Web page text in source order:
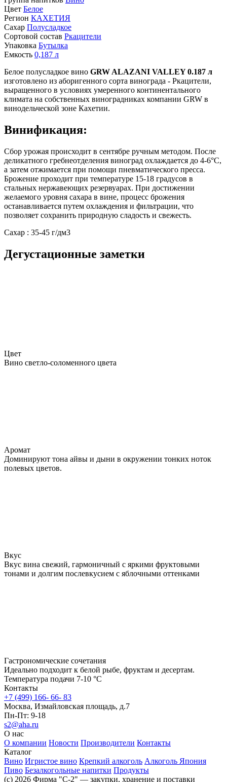
Цвет Белое
Регион КАХЕТИЯ
Сахар Полусладкое
Сортовой состав Ркацители
Упаковка Бутылка
Емкость 0,187 л
Белое полусладкое вино GRW ALAZANI VALLEY 0.187 л
изготовлено из аборигенного сорта винограда - Ркацители,
выращенного в условиях умеренного континентального
климата на собственных виноградниках компании GRW в
винодельческой зоне Кахетии.
Винификация:
Сбор урожая происходит в сентябре ручным методом. После
деликатного гребнеотделения виноград охлаждается до 4-6°C,
а затем отжимается при помощи пневматического пресса.
Брожение проходит при температуре 15-18 градусов в
стальных нержавеющих резервуарах. При достижении
желаемого уровня сахара в вине, процесс брожения
останавливается путем охлаждения и фильтрации, что
позволяет сохранить природную сладость и свежесть.
Сахар : 35-45 г/дм3
Дегустационные заметки
Цвет
Вино светло-соломенного цвета
Аромат
Доминируют тона айвы и дыни в окружении тонких ноток
полевых цветов.
Вкус
Вкус вина свежий, гармоничный с яркими фруктовыми
тонами и долгим послевкусием с яблочными оттенками
Гастрономические сочетания
Идеально подходит к белой рыбе, фруктам и десертам.
Температура подачи 7-10 °С
Контакты
+7 (499) 166- 66- 83
Москва, Измайловская площадь, д.7
Пн-Пт: 9-18
s2@aha.ru
О нас
О компании Новости Производители Контакты
Каталог
Вино Игристое вино Крепкий алкоголь Алкоголь Япония
Пиво Безалкогольные напитки Продукты
(c) 2026 Фирма "С-2" — закупки, хранение и поставки